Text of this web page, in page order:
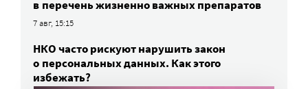
в перечень жизненно важных препаратов
7 авг, 15:15
НКО часто рискуют нарушить закон
о персональных данных. Как этого
избежать?